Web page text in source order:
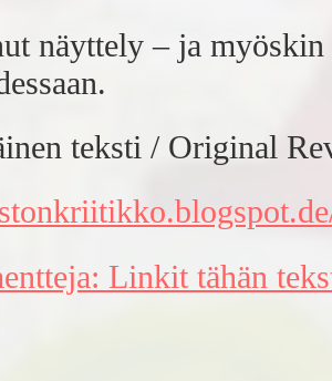
näyttely – ja myöskin
teksti / Original
Linkit tähän